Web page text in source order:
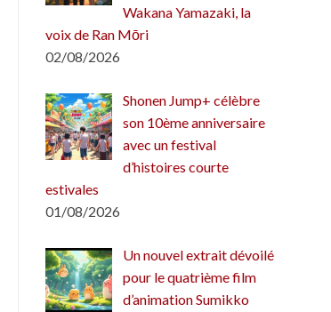
Wakana Yamazaki, la
voix de Ran Mōri
02/08/2026
Shonen Jump+ célèbre
son 10ème anniversaire
avec un festival
d’histoires courte
estivales
01/08/2026
Un nouvel extrait dévoilé
pour le quatrième film
d’animation Sumikko